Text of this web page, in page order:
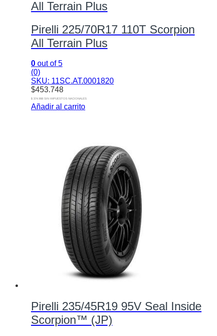
All Terrain Plus
Pirelli 225/70R17 110T Scorpion
All Terrain Plus
0 out of 5
(0)
SKU: 11SC.AT.0001820
$453.748
$ 374.998 SIN IMPUESTOS NACIONALES
Añadir al carrito
Pirelli 235/45R19 95V Seal Inside
Scorpion™ (JP)